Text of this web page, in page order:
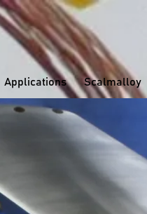
Applications Scalmalloy